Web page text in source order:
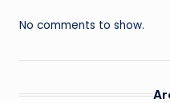
No comments to show.